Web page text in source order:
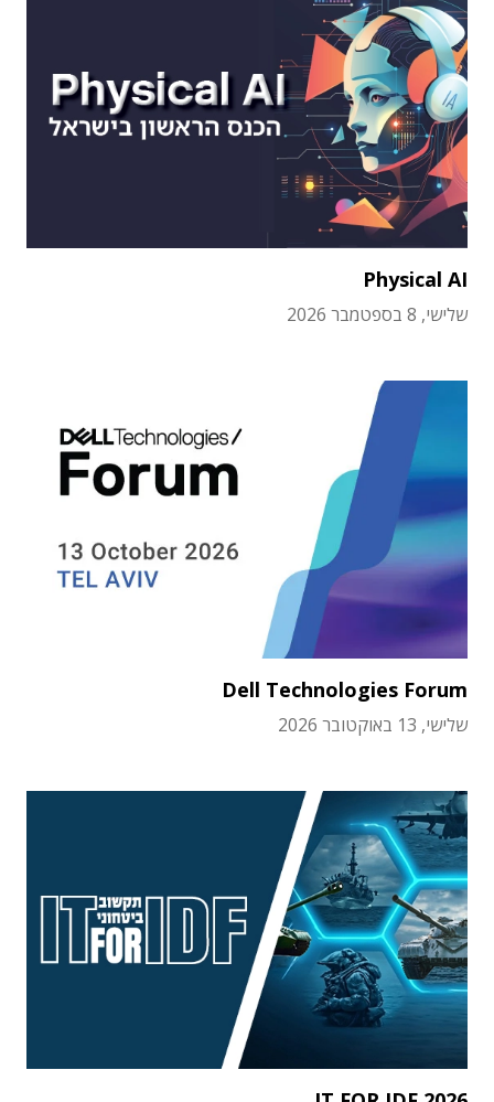
Physical AI
שלישי, 8 בספטמבר 2026
Dell Technologies Forum
שלישי, 13 באוקטובר 2026